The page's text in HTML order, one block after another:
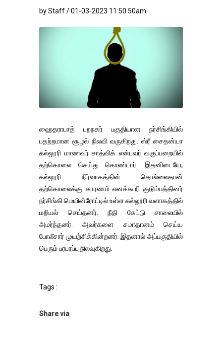
by Staff / 01-03-2023 11:50:50am
ஹைதராபாத் புறநகர் பகுதியான நர்சிங்கியில்
பதற்றமான சூழல் நிலவி வருகிறது. ஸ்ரீ சைதன்யா
கல்லூரி மாணவர் சாத்விக் என்பவர் வகுப்பறையில்
தற்கொலை செய்து கொண்டார். இதனிடையே,
கல்லூரி நிர்வாகத்தின் தொல்லைதான்
தற்கொலைக்கு காரணம் எனக்கூறி குடும்பத்தினர்
நர்சிங்கி மெயின்ரோட்டில் உள்ள கல்லூரி வளாகத்தில்
மறியல் செய்தனர். நீதி கேட்டு சாலையில்
அமர்ந்தனர். அவர்களை சமாதானம் செய்ய
போலீசார் முயற்சிக்கின்றனர். இதனால் அப்பகுதியில்
பெரும் பரபரப்பு நிலவுகிறது.
Tags :
Share via